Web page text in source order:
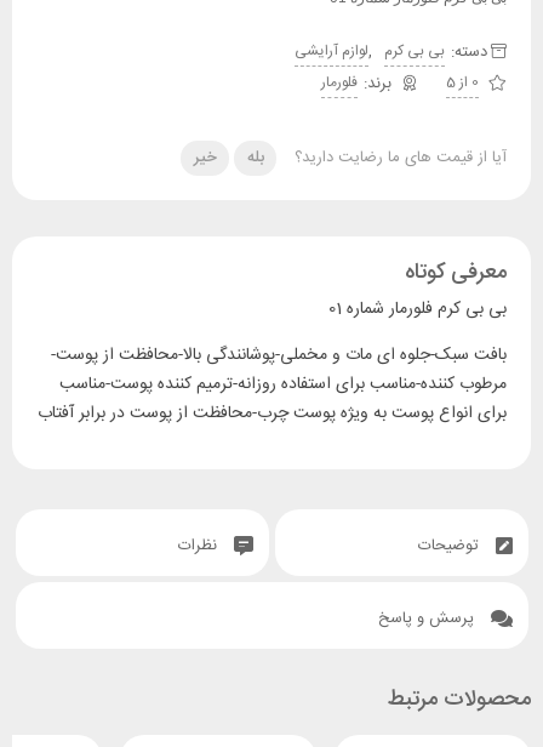
دسته: بی بی کرم ,لوازم آرایشی
0 از 5
فلورمار
آیا از قیمت های ما رضایت دارید؟ بله خیر
معرفی کوتاه
بی بی کرم فلورمار شماره 01
بافت سبک-جلوه ای مات و مخملی-پوشانندگی بالا-محافظت از پوست-
مرطوب کننده-مناسب برای استفاده روزانه-ترمیم کننده پوست-مناسب
برای انواع پوست به ویژه پوست چرب-محافظت از پوست در برابر آفتاب
توضیحات نظرات
پرسش و پاسخ
محصولات مرتبط